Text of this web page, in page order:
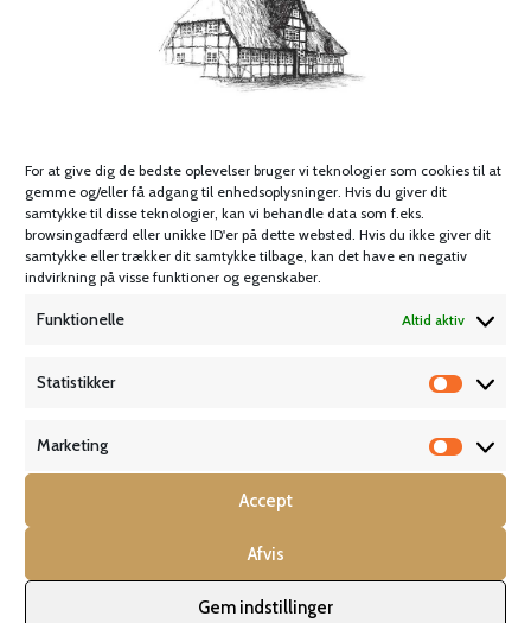
For at give dig de bedste oplevelser bruger vi teknologier som cookies til at
gemme og/eller få adgang til enhedsoplysninger. Hvis du giver dit
samtykke til disse teknologier, kan vi behandle data som f.eks.
browsingadfærd eller unikke ID'er på dette websted. Hvis du ikke giver dit
samtykke eller trækker dit samtykke tilbage, kan det have en negativ
indvirkning på visse funktioner og egenskaber.
Funktionelle Altid aktiv
Statistikker
Marketing
Accept
Afvis
Gem indstillinger
V
elkommen
VESTER
SKERNINGE KRO